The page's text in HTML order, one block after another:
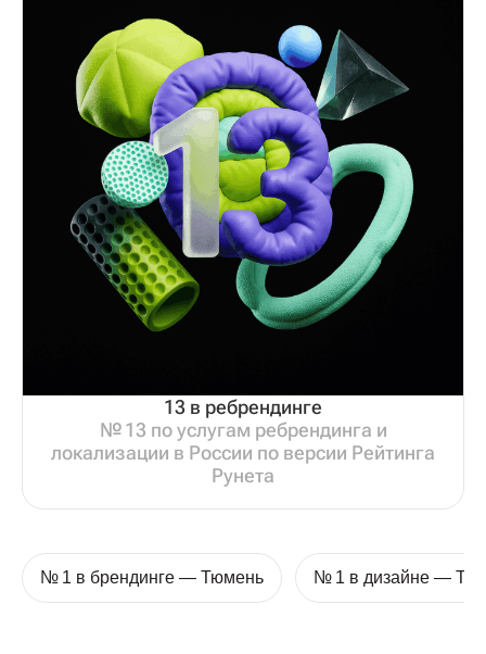
13 в ребрендинге
№ 13 по услугам ребрендинга и
локализации в России по версии Рейтинга
Рунета
№ 1 в брендинге — Тюмень № 1 в дизайне —